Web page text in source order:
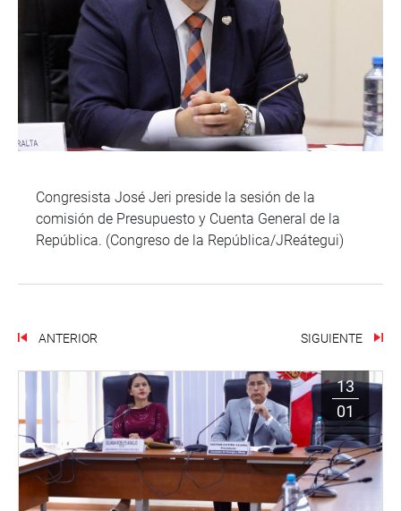
Congresista José Jeri preside la sesión de la
comisión de Presupuesto y Cuenta General de la
República. (Congreso de la República/JReátegui)
ANTERIOR SIGUIENTE
13
01